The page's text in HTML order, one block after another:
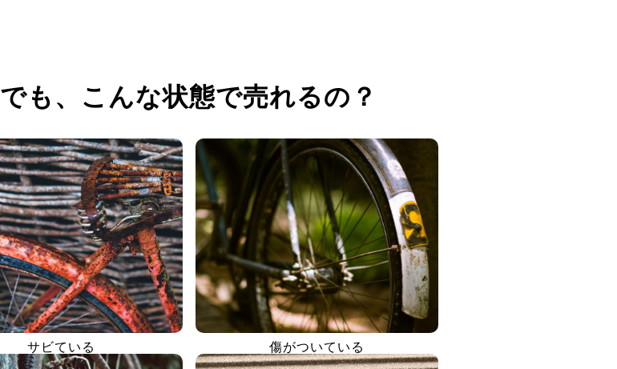
でも、 こんな状態で売れるの？
サビている 傷がついている